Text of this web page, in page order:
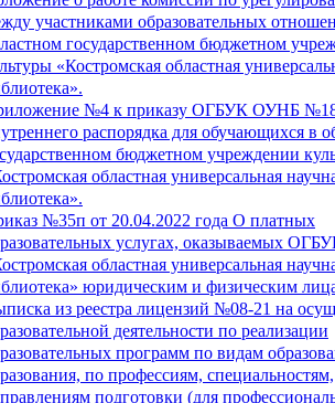
участниками образовательных
государственном бюджетном
«Костромская областная
№4 к приказу ОГБУК ОУНБ
распорядка для обучающихся в
бюджетном учреждении
областная универсальная
№35п от 20.04.2022 года О платных
услугах, оказываемых
областная универсальная
юридическим и физическим
из реестра лицензий №08-21 на
деятельности по реализации
программ по видам
по профессиям, специальностям,
подготовки (для